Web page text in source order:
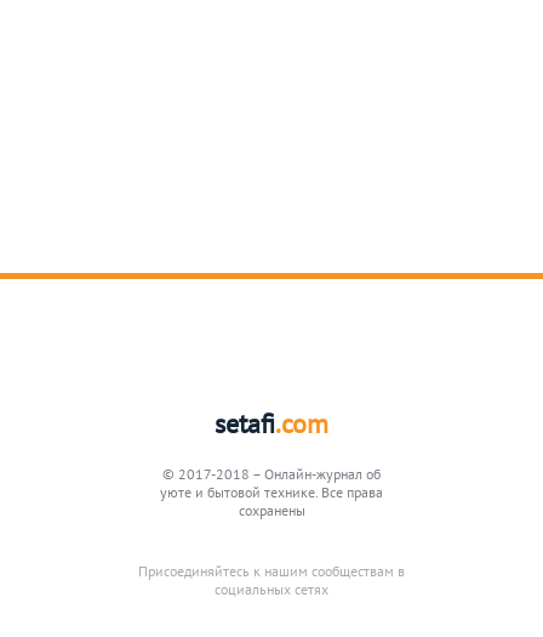
setafi.com
© 2017-2018 – Онлайн-журнал об
уюте и бытовой технике. Все права
сохранены
Присоединяйтесь к нашим сообществам в
социальных сетях